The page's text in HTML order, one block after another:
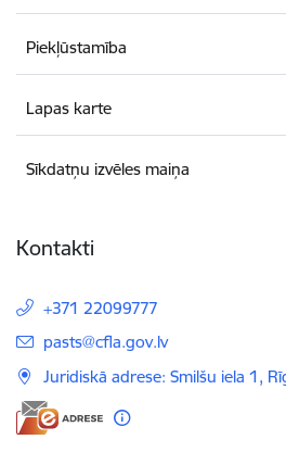
Piekļūstamība
Lapas karte
Sīkdatņu izvēles maiņa
Kontakti
+371 22099777
E-pasts:
pasts@cfla.gov.lv
Juridiskā adrese: Smilšu iela 1,